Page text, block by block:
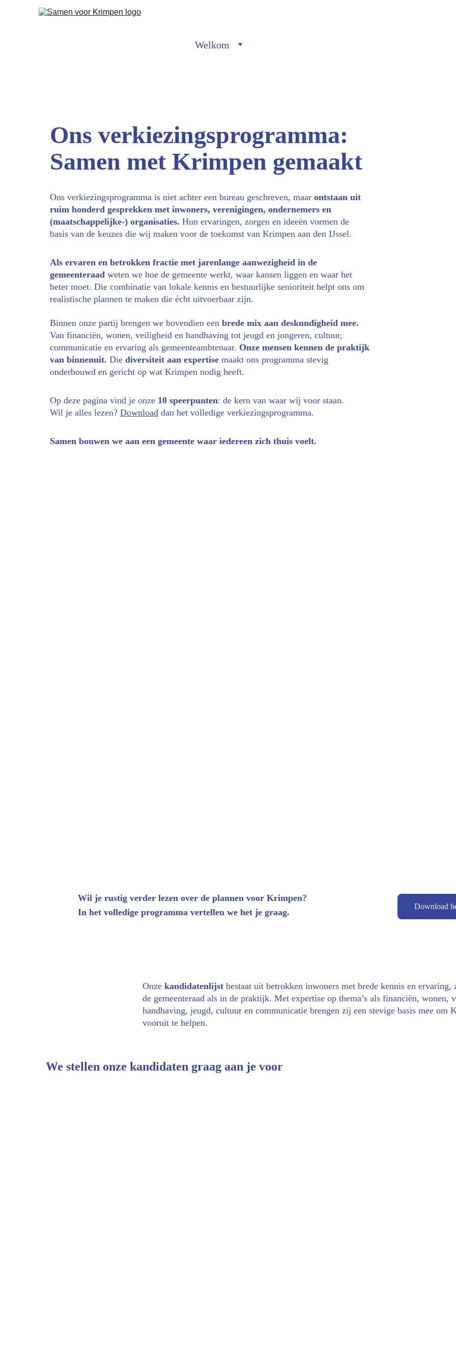
Welkom
Ons verkiezingsprogramma:
Samen met Krimpen gemaakt
Ons verkiezingsprogramma is niet achter een bureau geschreven, maar ontstaan uit
ruim honderd gesprekken met inwoners, verenigingen, ondernemers en
(maatschappelijke-) organisaties. Hun ervaringen, zorgen en ideeën vormen de
basis van de keuzes die wij maken voor de toekomst van Krimpen aan den IJssel.
Als ervaren en betrokken fractie met jarenlange aanwezigheid in de
gemeenteraad weten we hoe de gemeente werkt, waar kansen liggen en waar het
beter moet. Die combinatie van lokale kennis en bestuurlijke senioriteit helpt ons om
realistische plannen te maken die écht uitvoerbaar zijn.
Binnen onze partij brengen we bovendien een brede mix aan deskundigheid mee.
Van financiën, wonen, veiligheid en handhaving tot jeugd en jongeren, cultuur,
communicatie en ervaring als gemeenteambtenaar. Onze mensen kennen de praktijk
van binnenuit. Die diversiteit aan expertise maakt ons programma stevig
onderbouwd en gericht op wat Krimpen nodig heeft.
Op deze pagina vind je onze 10 speerpunten: de kern van waar wij voor staan.
Wil je alles lezen? Download dan het volledige verkiezingsprogramma.
Samen bouwen we aan een gemeente waar iedereen zich thuis voelt.
Wil je rustig verder lezen over de plannen voor Krimpen?
In het volledige programma vertellen we het je graag.
Download
Onze kandidatenlijst bestaat uit betrokken inwoners met brede kennis en ervaring,
de gemeenteraad als in de praktijk. Met expertise op thema’s als financiën, wonen,
handhaving, jeugd, cultuur en communicatie brengen zij een stevige basis mee om
vooruit te helpen.
We stellen onze kandidaten graag aan je voor